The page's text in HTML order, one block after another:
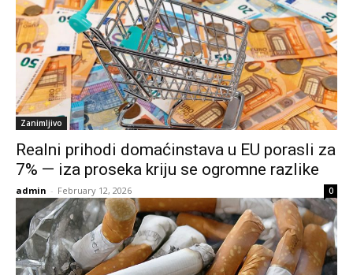
Zanimljivo
Realni prihodi domaćinstava u EU porasli za
7% — iza proseka kriju se ogromne razlike
admin - February 12, 2026 0